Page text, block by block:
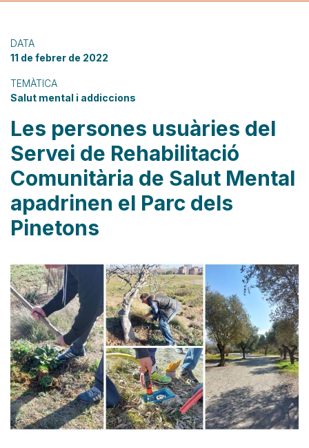
DATA
11 de febrer de 2022
TEMÀTICA
Salut mental i addiccions
Les persones usuàries del
Servei de Rehabilitació
Comunitària de Salut Mental
apadrinen el Parc dels
Pinetons